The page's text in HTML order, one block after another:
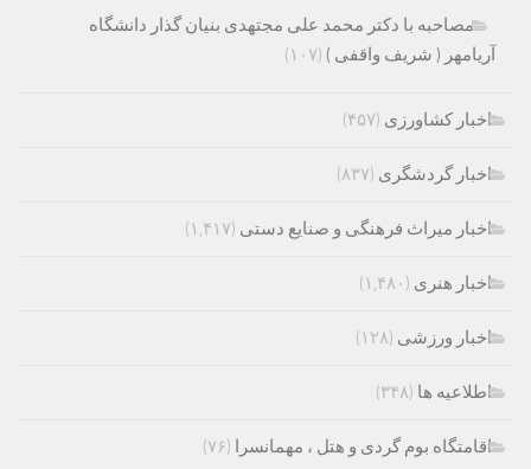
مصاحبه با دکتر محمد علی مجتهدی بنیان گذار دانشگاه
آریامهر ( شریف واقفی ) (۱۰۷)
اخبار کشاورزی (۴۵۷)
اخبار گردشگری (۸۳۷)
اخبار میراث فرهنگی و صنایع دستی (۱,۴۱۷)
اخبار هنری (۱,۴۸۰)
اخبار ورزشی (۱۲۸)
اطلاعیه ها (۳۴۸)
اقامتگاه بوم گردی و هتل ، مهمانسرا (۷۶)